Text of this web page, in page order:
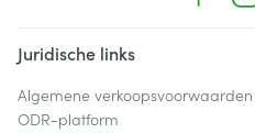
Juridische links
Algemene verkoopsvoorwaarden
ODR-platform